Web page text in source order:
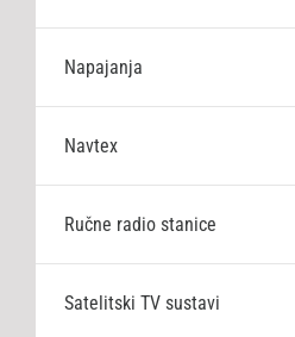
Napajanja
Navtex
Ručne radio stanice
Satelitski TV sustavi